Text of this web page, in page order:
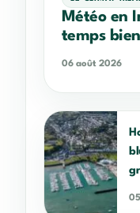
Météo en
temps
06 août 2026